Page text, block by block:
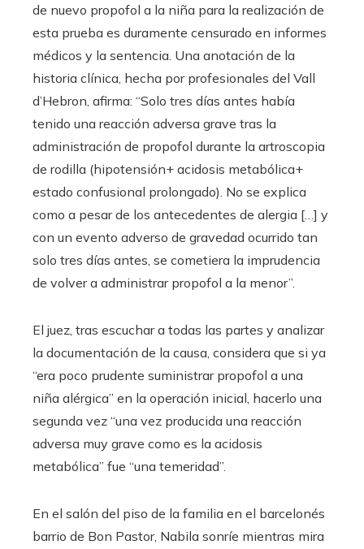
de nuevo propofol a la niña para la realización de
esta prueba es duramente censurado en informes
médicos y la sentencia. Una anotación de la
historia clínica, hecha por profesionales del Vall
d’Hebron, afirma: “Solo tres días antes había
tenido una reacción adversa grave tras la
administración de propofol durante la artroscopia
de rodilla (hipotensión+ acidosis metabólica+
estado confusional prolongado). No se explica
como a pesar de los antecedentes de alergia […] y
con un evento adverso de gravedad ocurrido tan
solo tres días antes, se cometiera la imprudencia
de volver a administrar propofol a la menor”.
El juez, tras escuchar a todas las partes y analizar
la documentación de la causa, considera que si ya
“era poco prudente suministrar propofol a una
niña alérgica” en la operación inicial, hacerlo una
segunda vez “una vez producida una reacción
adversa muy grave como es la acidosis
metabólica” fue “una temeridad”.
En el salón del piso de la familia en el barcelonés
barrio de Bon Pastor, Nabila sonríe mientras mira